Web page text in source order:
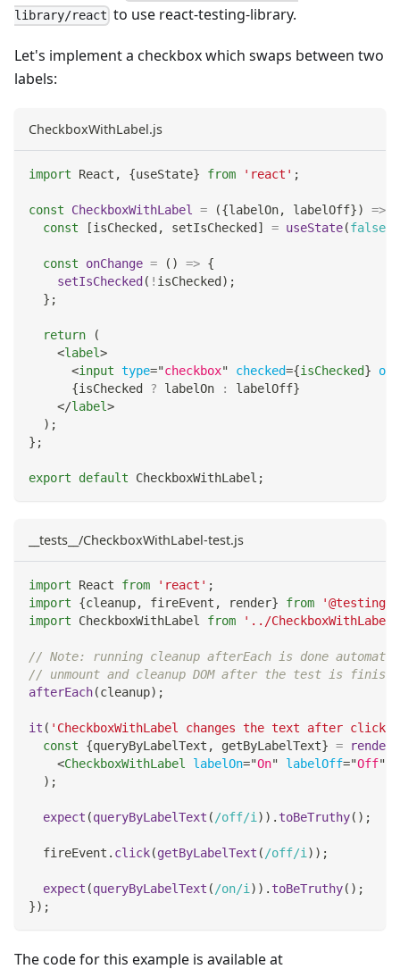
library/react to use react-testing-library.
Let's implement a checkbox which swaps between two
labels:
CheckboxWithLabel.js
import React , {useState} from 'react' ;
const CheckboxWithLabel = ({labelOn, labelOff}) =>
const
[isChecked , setIsChecked ] = useState(false
const onChange = ( ) => {
setIsChecked ( ! isChecked ) ;
} ;
return
(
<label>
<input type="checkbox" checked={isChecked}
{isChecked ? labelOn : labelOff}
</label>
) ;
} ;
export default CheckboxWithLabel ;
__tests__/CheckboxWithLabel-test.js
import React from 'react' ;
import
{cleanup, fireEvent , render} from
import
CheckboxWithLabel from '../CheckboxWithLabel'
// Note: running cleanup afterEach is done
// unmount and cleanup DOM after the test is
afterEach(cleanup) ;
it ( 'CheckboxWithLabel changes the text after click'
const
{queryByLabelText , getByLabelText} = render
<CheckboxWithLabel labelOn="On" labelOff="Off"
) ;
expect (queryByLabelText (/off/i) ) . toBeTruthy( ) ;
  fireEvent
. click(getByLabelText (/off/i) ) ;
expect (queryByLabelText (/on/i) ) . toBeTruthy( ) ;
}) ;
The code for this example is available at